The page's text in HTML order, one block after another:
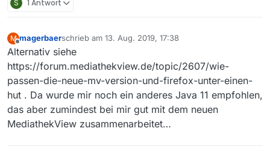
S 1 Antwort
M
Offline
magerbaerschrieb am 13. Aug. 2019, 17:38
zuletzt editiert von
Alternativ siehe
https://forum.mediathekview.de/topic/2607/wie-
passen-die-neue-mv-version-und-firefox-unter-einen-
hut . Da wurde mir noch ein anderes Java 11 empfohlen,
das aber zumindest bei mir gut mit dem neuen
MediathekView zusammenarbeitet…